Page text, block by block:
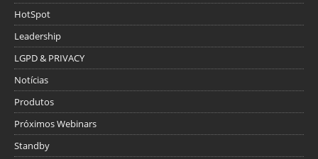
HotSpot
Leadership
LGPD & PRIVACY
Notícias
Produtos
Próximos Webinars
Standby